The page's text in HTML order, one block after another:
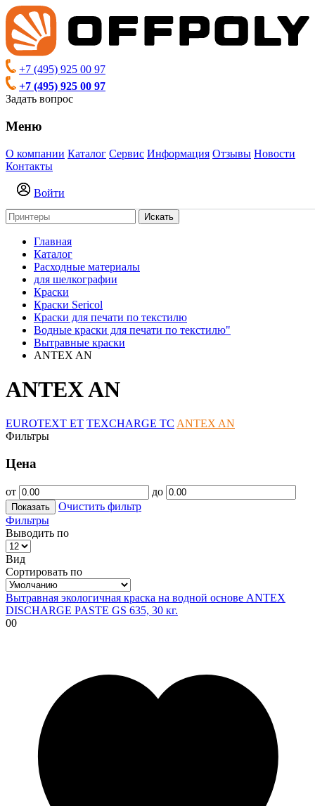
+7 (495) 925 00 97
+7 (495) 925 00 97
Задать вопрос
Меню
О компании Каталог Сервис Информация Отзывы Новости
Контакты
Войти
Искать
Главная
Каталог
Расходные материалы
для шелкографии
Краски
Краски Sericol
Краски для печати по текстилю
Водные краски для печати по текстилю"
Вытравные краски
ANTEX AN
ANTEX AN
EUROTEXT ET TEXCHARGE TC ANTEX AN
Фильтры
Цена
от до
Показать
Очистить фильтр
Фильтры
Выводить по
Вид
Сортировать по
Вытравная экологичная краска на водной основе ANTEX
DISCHARGE PASTE GS 635, 30 кг.
00